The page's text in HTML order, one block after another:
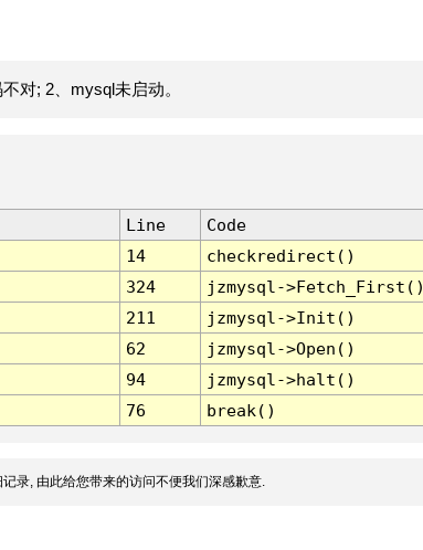
对; 2、mysql未启动。
Line
Code
14
checkredirect()
324
jzmysql-
211
jzmysql->Init()
62
jzmysql->Open()
94
jzmysql->halt()
76 break()
录, 由此给您带来的访问不便我们深感歉意.